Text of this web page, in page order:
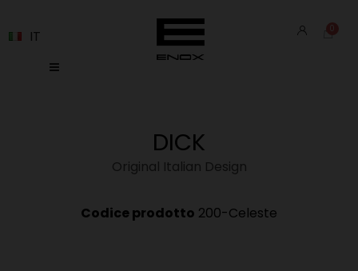
IT
DICK
Original Italian Design
Codice prodotto 200-Celeste